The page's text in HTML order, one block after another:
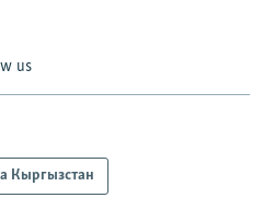
us
Кыргызстан